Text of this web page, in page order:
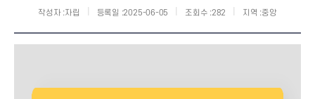
작성자 :자립 등록일 :2025-06-05 조회수 :282 지역 :중앙